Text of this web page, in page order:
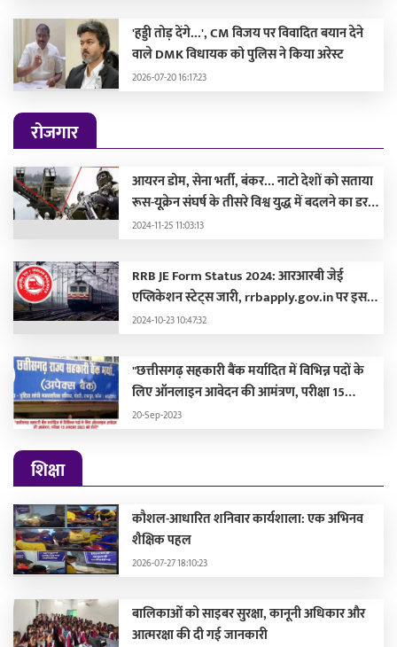
'हड्डी तोड़ देंगे...', CM विजय पर विवादित बयान देने
वाले DMK विधायक को पुलिस ने किया अरेस्ट
2026-07-20 16:17:23
रोजगार
आयरन डोम, सेना भर्ती, बंकर... नाटो देशों को सताया
रूस-यूक्रेन संघर्ष के तीसरे विश्व युद्ध में बदलने का डर,
लड़ाई की तैयारी में जुटे
2024-11-25 11:03:13
RRB JE Form Status 2024: आरआरबी जेई
एप्लिकेशन स्टेट्स जारी, rrbapply.gov.in पर इस
दिन आएगा एडमिट कार्ड
2024-10-23 10:47:32
"छत्तीसगढ़ सहकारी बैंक मर्यादित में विभिन्न पदों के
लिए ऑनलाइन आवेदन की आमंत्रण, परीक्षा 15
अक्टूबर 2023 को होगी"
20-Sep-2023
शिक्षा
कौशल-आधारित शनिवार कार्यशाला: एक अभिनव
शैक्षिक पहल
2026-07-27 18:10:23
बालिकाओं को साइबर सुरक्षा, कानूनी अधिकार और
आत्मरक्षा की दी गई जानकारी